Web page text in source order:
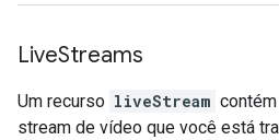
LiveStreams
Um recurso liveStream
stream de vídeo que você está